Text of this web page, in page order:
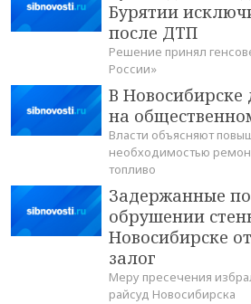
Бурятии
после ДТП
Решение принял
России»
В Новосибирске
на
Власти объясняют
необходимостью
топливо
Задержанные
обрушении
Новосибирске
залог
Меру пресечения
райсуд Новосибирска